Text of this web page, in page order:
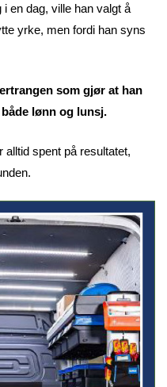
en dag, ville han valgt å
yrke, men fordi han syns
som gjør at han
lønn og lunsj.
spent på resultatet,